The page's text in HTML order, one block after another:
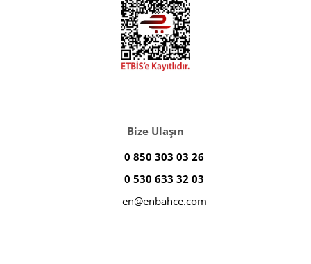
Bize Ulaşın
0 850 303 03 26
0 530 633 32 03
en@enbahce.com